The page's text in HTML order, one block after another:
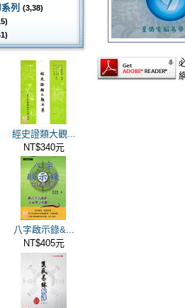
列 (3,38)
經史證類大觀...
NT$340元
八字啟示錄&...
NT$405元